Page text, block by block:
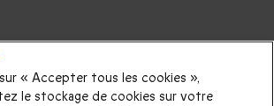
pour les amateurs
« Accepter tous les cookies »,
le stockage de cookies sur votre